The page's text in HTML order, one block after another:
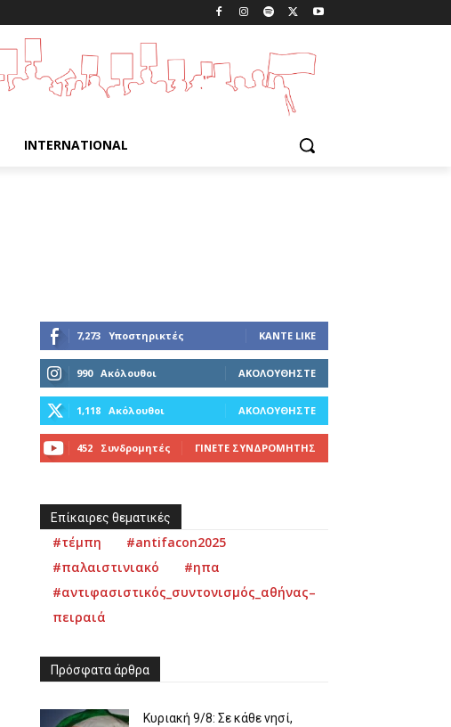
INTERNATIONAL
7,273 Υποστηρικτές ΚΆΝΤΕ LIKE
990 Ακόλουθοι ΑΚΟΛΟΥΘΉΣΤΕ
1,118 Ακόλουθοι ΑΚΟΛΟΥΘΉΣΤΕ
452 Συνδρομητές ΓΊΝΕΤΕ ΣΥΝΔΡΟΜΗΤΉΣ
Επίκαιρες θεματικές
#τέμπη
#antifacon2025
#παλαιστινιακό
#ηπα
#αντιφασιστικός_συντονισμός_αθήνας–
πειραιά
Πρόσφατα άρθρα
Κυριακή 9/8: Σε κάθε νησί,